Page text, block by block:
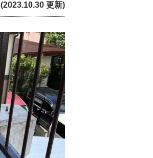
(2023.10.30 更新)